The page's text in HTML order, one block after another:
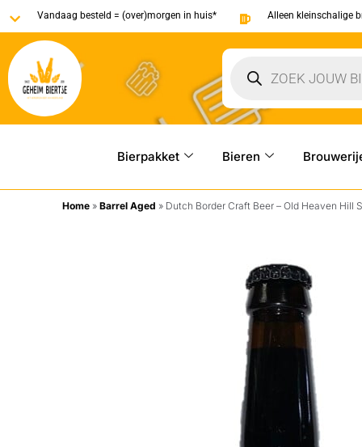
Vandaag besteld = (over)morgen in huis* Alleen kleinschalige
Bierpakket Bieren
Home »Barrel Aged » Dutch Border Craft Beer – Old Heaven Hill